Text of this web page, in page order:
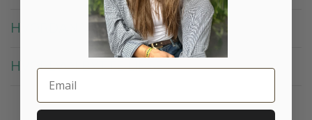
HVORDAN VELGE LINSE?
HVORDAN BYTTE LINSE?
Email